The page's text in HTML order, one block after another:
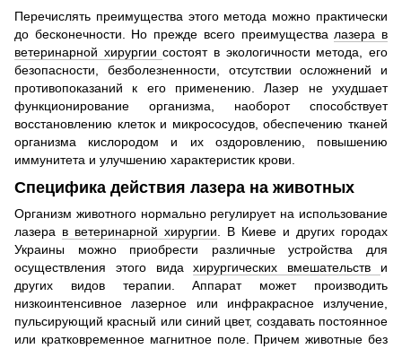
Перечислять преимущества этого метода можно практически
до бесконечности. Но прежде всего преимущества лазера в
ветеринарной хирургиисостоят в экологичности метода, его
безопасности, безболезненности, отсутствии осложнений и
противопоказаний к его применению. Лазер не ухудшает
функционирование организма, наоборот способствует
восстановлению клеток и микрососудов, обеспечению тканей
организма кислородом и их оздоровлению, повышению
иммунитета и улучшению характеристик крови.
Специфика действия лазера на животных
Организм животного нормально регулирует на использование
лазера в ветеринарной хирургии . В Киеве и других городах
Украины можно приобрести различные устройства для
осуществления этого видахирургических вмешательств и
других видов терапии. Аппарат может производить
низкоинтенсивное лазерное или инфракрасное излучение,
пульсирующий красный или синий цвет, создавать постоянное
или кратковременное магнитное поле. Причем животные без